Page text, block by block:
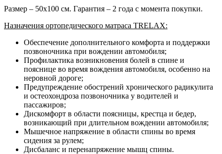
Размер – 50х100 см. Гарантия – 2 года с момента покупки.
Назначения ортопедического матраса TRELAX:
Обеспечение дополнительного комфорта и поддержки
позвоночника при вождении автомобиля;
Профилактика возникновения болей в спине и
пояснице во время вождения автомобиля, особенно на
неровной дороге;
Предупреждение обострений хронического радикулита
и остеохондроза позвоночника у водителей и
пассажиров;
Дискомфорт в области поясницы, крестца и бедер,
возникающий при длительном вождении автомобиля;
Мышечное напряжение в области спины во время
сидения за рулем;
Дисбаланс и перенапряжение мышц спины.